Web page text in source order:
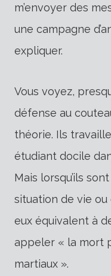
m’envoyer des
une campagne
expliquer.
Vous voyez,
défense au
théorie. Ils
étudiant docile
Mais lorsqu’ils
situation de vie ou
eux équivalent à
appeler « la mort
martiaux ».